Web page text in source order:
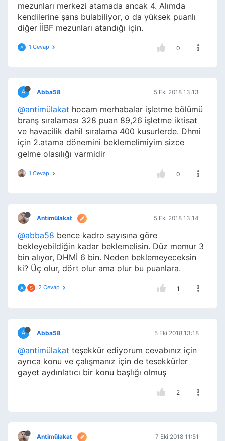
mezunları merkezi atamada ancak 4. Alımda
kendilerine şans bulabiliyor, o da yüksek puanlı
diğer İİBF mezunları atandığı için.
A 1 Cevap 0
A Abba58 5 Eki 2018 13:13
@antimülakat hocam merhabalar işletme bölümü
branş sıralaması 328 puan 89,26 işletme iktisat
ve havacilik dahil sıralama 400 kusurlerde. Dhmi
için 2.atama dönemini beklemelimiyim sizce
gelme olasılığı varmidir
1 Cevap 0
Antimülakat 5 Eki 2018 13:14
@abba58 bence kadro sayısına göre
bekleyebildiğin kadar beklemelisin. Düz memur 3
bin alıyor, DHMİ 6 bin. Neden beklemeyeceksin
ki? Üç olur, dört olur ama olur bu puanlara.
A S 2 Cevap 1
A Abba58 5 Eki 2018 13:18
@antimülakat teşekkür ediyorum cevabınız için
ayrıca konu ve çalışmanız için de tesekkürler
gayet aydınlatıcı bir konu başlığı olmuş
2
Antimülakat 7 Eki 2018 11:51